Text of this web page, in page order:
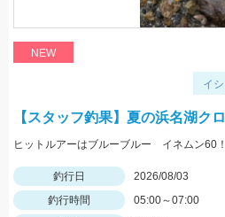
NEW
イ
【スタッフ釣果】夏の浜名湖ク
釣行日
2026/08/03
釣行時間
05:00～07:00